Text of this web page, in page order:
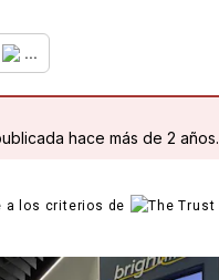
...
hace más de 2 años.
a los criterios de